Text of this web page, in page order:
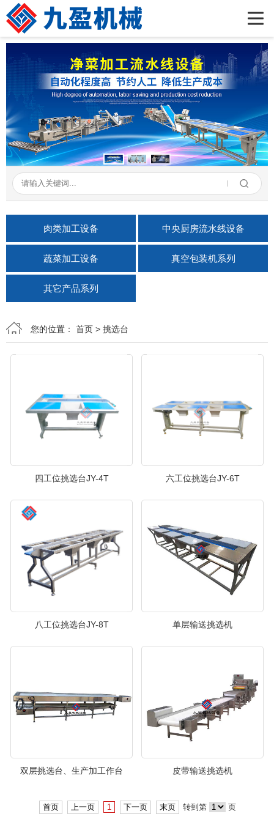
公司简介
产品展示
新闻资讯
成功案例
在线留言
联系我们
肉类加工设备 中央厨房流水线设备
蔬菜加工设备 真空包装机系列
其它产品系列
您的位置： 首页 > 挑选台
四工位挑选台JY-4T 六工位挑选台JY-6T
八工位挑选台JY-8T 单层输送挑选机
双层挑选台、生产加工作台 皮带输送挑选机
首页 上一页 1 下一页 末页 转到第 页